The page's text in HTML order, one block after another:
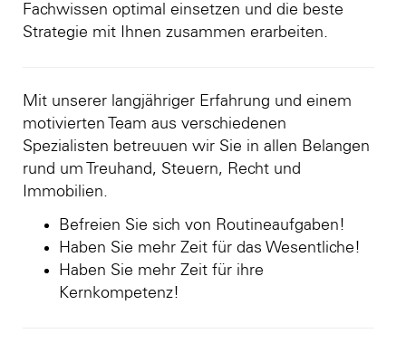
Fachwissen optimal einsetzen und die beste
Strategie mit Ihnen zusammen erarbeiten.
Mit unserer langjähriger Erfahrung und einem
motivierten Team aus verschiedenen
Spezialisten betreuuen wir Sie in allen Belangen
rund um Treuhand, Steuern, Recht und
Immobilien.
Befreien Sie sich von Routineaufgaben!
Haben Sie mehr Zeit für das Wesentliche!
Haben Sie mehr Zeit für ihre
Kernkompetenz!